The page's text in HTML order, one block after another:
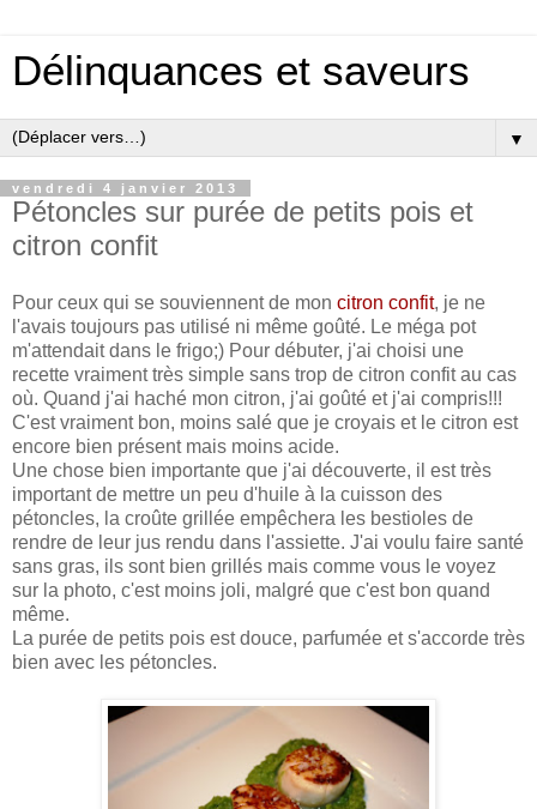
Délinquances et saveurs
▼
vendredi 4 janvier 2013
Pétoncles sur purée de petits pois et
citron confit
Pour ceux qui se souviennent de mon citron confit, je ne
l'avais toujours pas utilisé ni même goûté. Le méga pot
m'attendait dans le frigo;) Pour débuter, j'ai choisi une
recette vraiment très simple sans trop de citron confit au cas
où. Quand j'ai haché mon citron, j'ai goûté et j'ai compris!!!
C'est vraiment bon, moins salé que je croyais et le citron est
encore bien présent mais moins acide.
Une chose bien importante que j'ai découverte, il est très
important de mettre un peu d'huile à la cuisson des
pétoncles, la croûte grillée empêchera les bestioles de
rendre de leur jus rendu dans l'assiette. J'ai voulu faire santé
sans gras, ils sont bien grillés mais comme vous le voyez
sur la photo, c'est moins joli, malgré que c'est bon quand
même.
La purée de petits pois est douce, parfumée et s'accorde très
bien avec les pétoncles.